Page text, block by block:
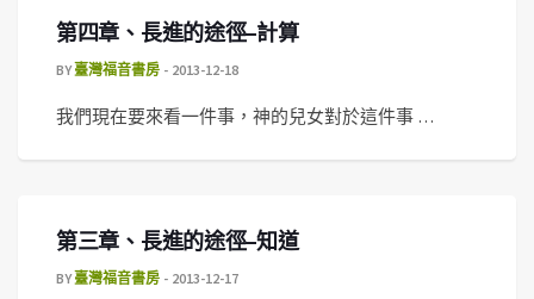
第四章、長進的途徑–計算
BY臺灣福音書房 2013-12-18
我們現在要來看一件事，神的兒女對於這件事 …
第三章、長進的途徑–知道
BY臺灣福音書房 2013-12-17